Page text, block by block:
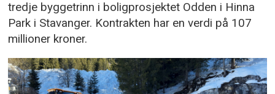
tredje byggetrinn i boligprosjektet Odden i Hinna
Park i Stavanger. Kontrakten har en verdi på 107
millioner kroner.